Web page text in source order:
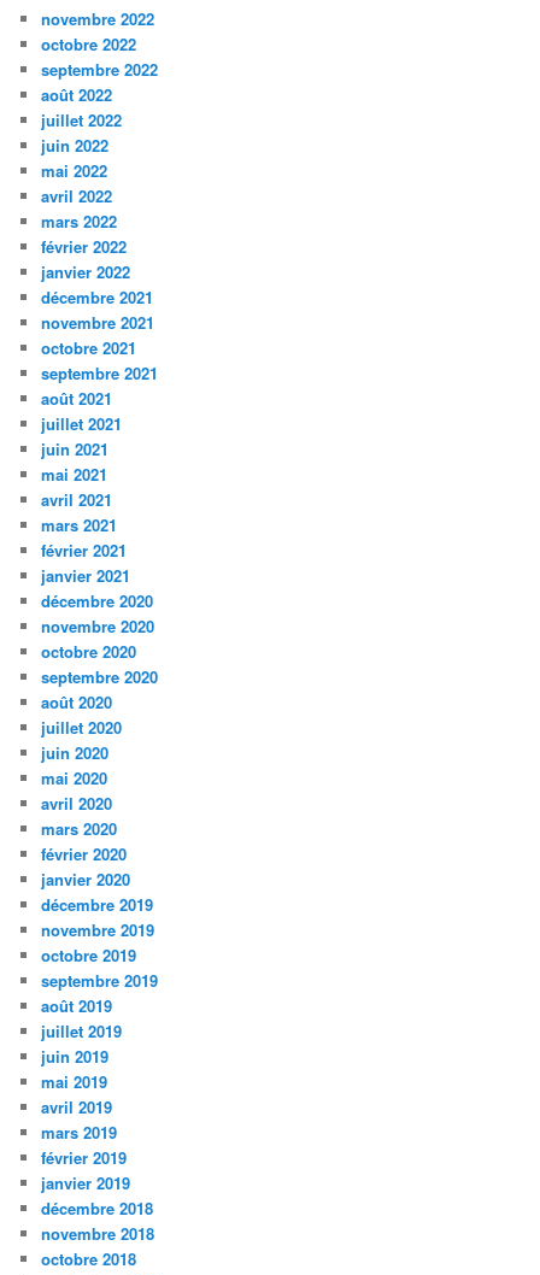
novembre 2022
octobre 2022
septembre 2022
août 2022
juillet 2022
juin 2022
mai 2022
avril 2022
mars 2022
février 2022
janvier 2022
décembre 2021
novembre 2021
octobre 2021
septembre 2021
août 2021
juillet 2021
juin 2021
mai 2021
avril 2021
mars 2021
février 2021
janvier 2021
décembre 2020
novembre 2020
octobre 2020
septembre 2020
août 2020
juillet 2020
juin 2020
mai 2020
avril 2020
mars 2020
février 2020
janvier 2020
décembre 2019
novembre 2019
octobre 2019
septembre 2019
août 2019
juillet 2019
juin 2019
mai 2019
avril 2019
mars 2019
février 2019
janvier 2019
décembre 2018
novembre 2018
octobre 2018